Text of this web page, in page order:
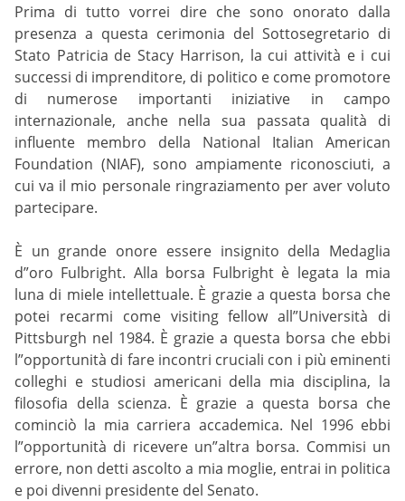
Prima di tutto vorrei dire che sono onorato dalla
presenza a questa cerimonia del Sottosegretario di
Stato Patricia de Stacy Harrison, la cui attività e i cui
successi di imprenditore, di politico e come promotore
di numerose importanti iniziative in campo
internazionale, anche nella sua passata qualità di
influente membro della National Italian American
Foundation (NIAF), sono ampiamente riconosciuti, a
cui va il mio personale ringraziamento per aver voluto
partecipare.
È un grande onore essere insignito della Medaglia
d”oro Fulbright. Alla borsa Fulbright è legata la mia
luna di miele intellettuale. È grazie a questa borsa che
potei recarmi come visiting fellow all”Università di
Pittsburgh nel 1984. È grazie a questa borsa che ebbi
l”opportunità di fare incontri cruciali con i più eminenti
colleghi e studiosi americani della mia disciplina, la
filosofia della scienza. È grazie a questa borsa che
cominciò la mia carriera accademica. Nel 1996 ebbi
l”opportunità di ricevere un”altra borsa. Commisi un
errore, non detti ascolto a mia moglie, entrai in politica
e poi divenni presidente del Senato.